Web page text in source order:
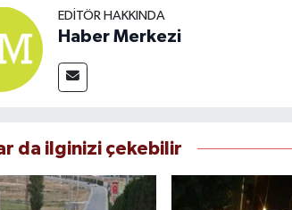
EDITÖR HAKKINDA
Haber Merkezi
da ilginizi çekebilir